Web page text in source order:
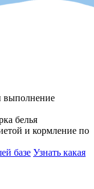
выполнение
белья
и кормление по
базе Узнать какая